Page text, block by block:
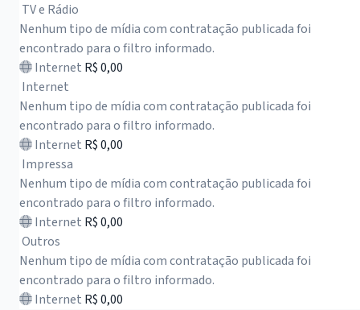
TV e Rádio
Nenhum tipo de mídia com contratação publicada foi
encontrado para o filtro informado.
Internet R$ 0,00
Internet
Nenhum tipo de mídia com contratação publicada foi
encontrado para o filtro informado.
Internet R$ 0,00
Impressa
Nenhum tipo de mídia com contratação publicada foi
encontrado para o filtro informado.
Internet R$ 0,00
Outros
Nenhum tipo de mídia com contratação publicada foi
encontrado para o filtro informado.
Internet R$ 0,00